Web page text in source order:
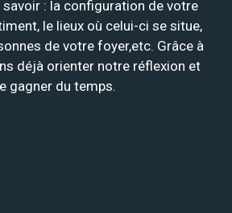
: la configuration de votre
le lieux où celui-ci se situe,
de votre foyer,etc. Grâce à
déjà orienter notre réflexion et
gagner du temps.